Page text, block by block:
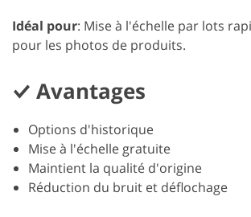
Idéal pour: Mise à l'échelle par lots
pour les photos de produits.
Avantages
Options d'historique
Mise à l'échelle gratuite
Maintient la qualité d'origine
Réduction du bruit et déflochage